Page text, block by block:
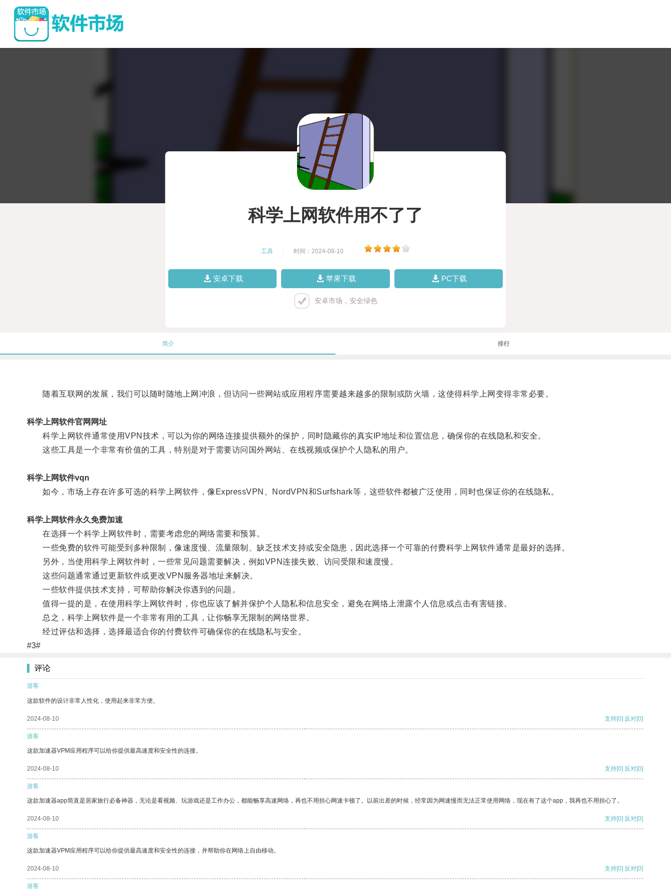
科学上网软件用不了了
工具 时间：2024-08-10
安卓下载 苹果下载 PC下载
安卓市场，安全绿色
简介 排行
随着互联网的发展，我们可以随时随地上网冲浪，但访问一些网站或应用程序需要越来越多的限制或防火墙，这使得科学上网变得非常必要。
科学上网软件官网网址
科学上网软件通常使用VPN技术，可以为你的网络连接提供额外的保护，同时隐藏你的真实IP地址和位置信息，确保你的在线隐私和安全。
这些工具是一个非常有价值的工具，特别是对于需要访问国外网站、在线视频或保护个人隐私的用户。
科学上网软件vqn
如今，市场上存在许多可选的科学上网软件，像ExpressVPN、NordVPN和Surfshark等，这些软件都被广泛使用，同时也保证你的在线隐私。
科学上网软件永久免费加速
在选择一个科学上网软件时，需要考虑您的网络需要和预算。
一些免费的软件可能受到多种限制，像速度慢、流量限制、缺乏技术支持或安全隐患，因此选择一个可靠的付费科学上网软件通常是最好的选择。
另外，当使用科学上网软件时，一些常见问题需要解决，例如VPN连接失败、访问受限和速度慢。
这些问题通常通过更新软件或更改VPN服务器地址来解决。
一些软件提供技术支持，可帮助你解决你遇到的问题。
值得一提的是，在使用科学上网软件时，你也应该了解并保护个人隐私和信息安全，避免在网络上泄露个人信息或点击有害链接。
总之，科学上网软件是一个非常有用的工具，让你畅享无限制的网络世界。
经过评估和选择，选择最适合你的付费软件可确保你的在线隐私与安全。
#3#
评论
游客
这款软件的设计非常人性化，使用起来非常方便。
2024-08-10 支持[0] 反对[0]
游客
这款加速器VPM应用程序可以给你提供最高速度和安全性的连接。
2024-08-10 支持[0] 反对[0]
游客
这款加速器app简直是居家旅行必备神器，无论是看视频、玩游戏还是工作办公，都能畅享高速网络，再也不用担心网速卡顿了。以前出差的时候，经常因为网速慢而无法正常使用网络，现在有了这个app，我再也不用担心了。
2024-08-10 支持[0] 反对[0]
游客
这款加速器VPM应用程序可以给你提供最高速度和安全性的连接，并帮助你在网络上自由移动。
2024-08-10 支持[0] 反对[0]
游客